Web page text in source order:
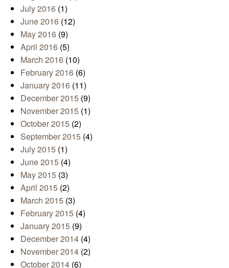
July 2016 (1)
June 2016 (12)
May 2016 (9)
April 2016 (5)
March 2016 (10)
February 2016 (6)
January 2016 (11)
December 2015 (9)
November 2015 (1)
October 2015 (2)
September 2015 (4)
July 2015 (1)
June 2015 (4)
May 2015 (3)
April 2015 (2)
March 2015 (3)
February 2015 (4)
January 2015 (9)
December 2014 (4)
November 2014 (2)
October 2014 (6)